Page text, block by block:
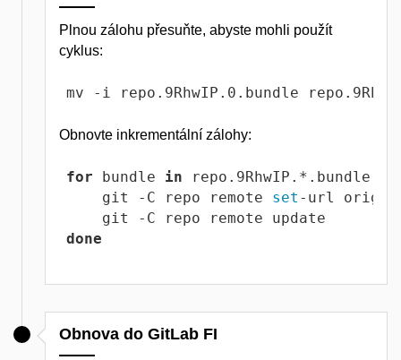
Plnou zálohu přesuňte, abyste mohli použít
cyklus:
mv -i repo.9RhwIP.0.bundle
Obnovte inkrementální zálohy:
for bundle in repo.9RhwIP.*.bundle;
    git -C repo remote
set -url
done
Obnova do GitLab FI